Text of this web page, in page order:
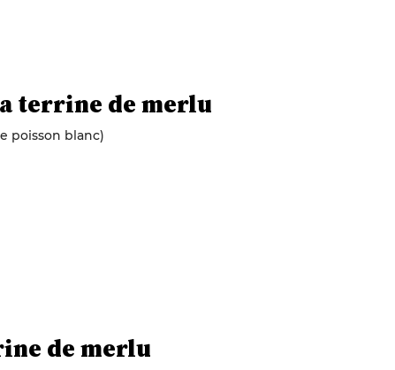
terrine de merlu
poisson blanc)
de merlu